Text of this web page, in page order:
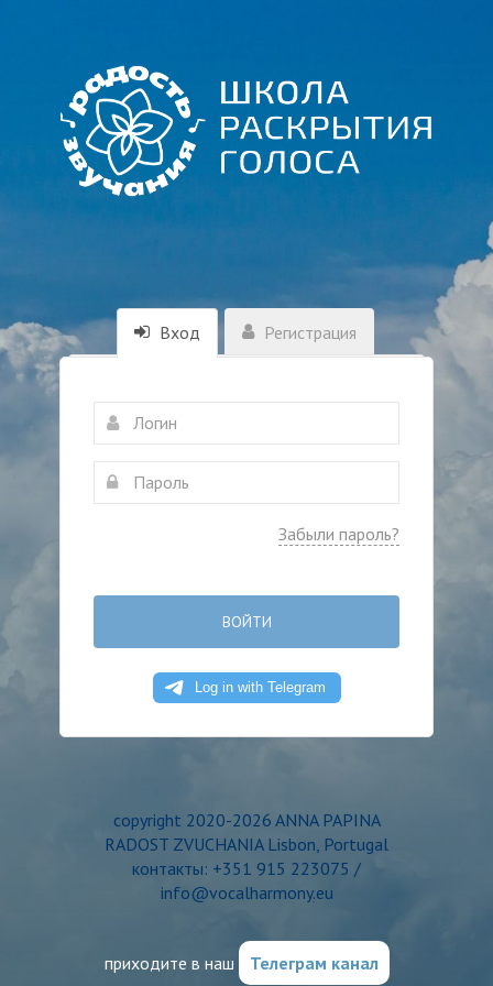
Вход Регистрация
Забыли пароль?
ВОЙТИ
copyright 2020-2026 ANNA PAPINA
RADOST ZVUCHANIA Lisbon, Portugal
контакты: +351 915 223075 /
info@vocalharmony.eu
приходите в наш Телеграм канал